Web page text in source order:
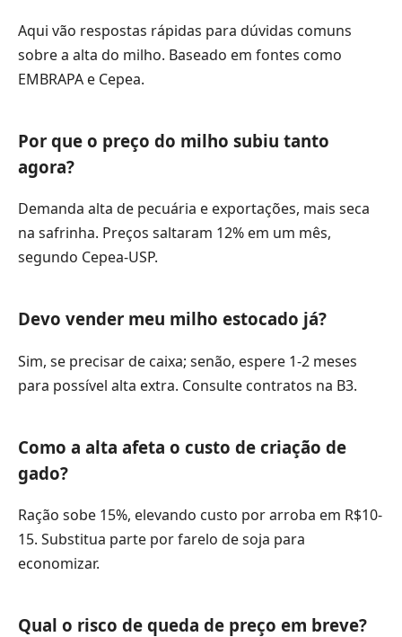
Aqui vão respostas rápidas para dúvidas comuns
sobre a alta do milho. Baseado em fontes como
EMBRAPA e Cepea.
Por que o preço do milho subiu tanto
agora?
Demanda alta de pecuária e exportações, mais seca
na safrinha. Preços saltaram 12% em um mês,
segundo Cepea-USP.
Devo vender meu milho estocado já?
Sim, se precisar de caixa; senão, espere 1-2 meses
para possível alta extra. Consulte contratos na B3.
Como a alta afeta o custo de criação de
gado?
Ração sobe 15%, elevando custo por arroba em R$10-
15. Substitua parte por farelo de soja para
economizar.
Qual o risco de queda de preço em breve?